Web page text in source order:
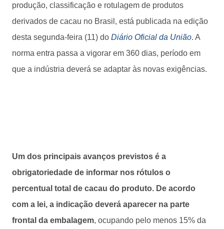
produção, classificação e rotulagem de produtos
derivados de cacau no Brasil, está publicada na edição
desta segunda-feira (11) do Diário Oficial da União. A
norma entra passa a vigorar em 360 dias, período em
que a indústria deverá se adaptar às novas exigências.
Um dos principais avanços previstos é a
obrigatoriedade de informar nos rótulos o
percentual total de cacau do produto. De acordo
com a lei, a indicação deverá aparecer na parte
frontal da embalagem, ocupando pelo menos 15% da